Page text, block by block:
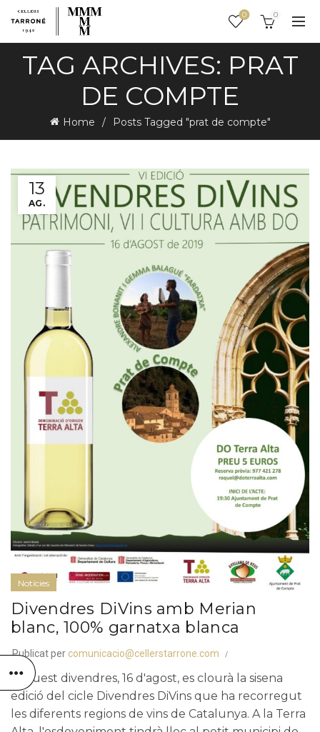
0 0
TAG ARCHIVES: PRAT
DE COMPTE
Home Posts Tagged "prat de compte"
13
AG.
Notícies
Divendres DiVins amb Merian
blanc, 100% garnatxa blanca
Publicat per comunicacio@cellerstarrone.com
Aquest divendres, 16 d'agost, es clourà la sisena
edició del cicle Divendres DiVins que ha recorregut
les diferents regions de vins de Catalunya. A la Terra